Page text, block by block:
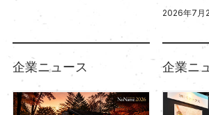
2026年7月
企業ニュース 企業ニ